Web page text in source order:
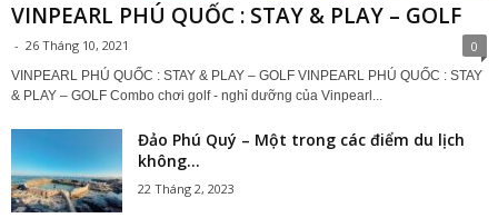
VINPEARL PHÚ QUỐC : STAY & PLAY – GOLF
- 26 Tháng 10, 2021 0
VINPEARL PHÚ QUỐC : STAY & PLAY – GOLF VINPEARL PHÚ QUỐC : STAY
& PLAY – GOLF Combo chơi golf - nghỉ dưỡng của Vinpearl...
Đảo Phú Quý – Một trong các điểm du lịch
không...
22 Tháng 2, 2023